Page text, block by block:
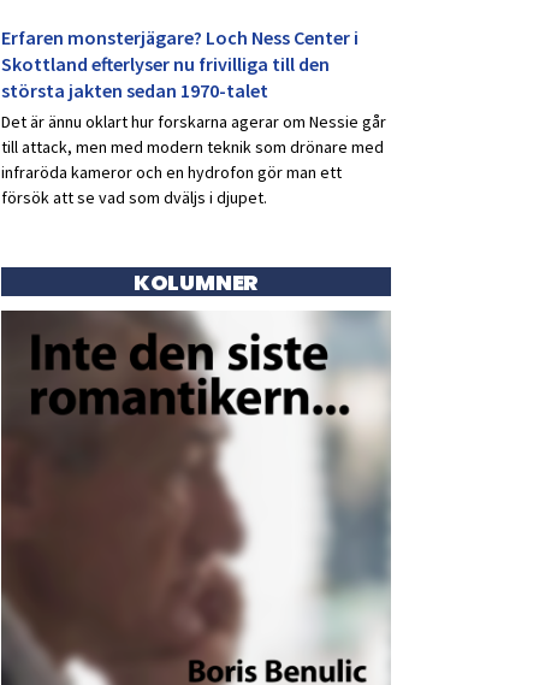
Erfaren monsterjägare? Loch Ness Center i
Skottland efterlyser nu frivilliga till den
största jakten sedan 1970-talet
Det är ännu oklart hur forskarna agerar om Nessie går
till attack, men med modern teknik som drönare med
infraröda kameror och en hydrofon gör man ett
försök att se vad som dväljs i djupet.
KOLUMNER